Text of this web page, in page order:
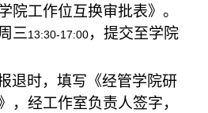
院工作位互换审批表》。
三13:30-17:00，提交至学院
退时，填写《经管学院研
，经工作室负责人签字，